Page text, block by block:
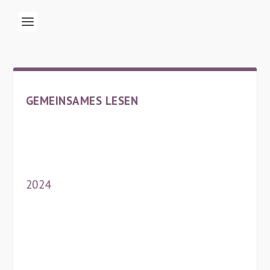
GEMEINSAMES LESEN
2024